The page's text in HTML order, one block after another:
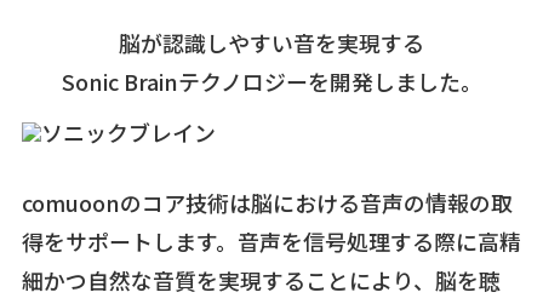
脳が認識しやすい音を実現する
Sonic Brainテクノロジーを開発しました。
comuoonのコア技術は脳における音声の情報の取
得をサポートします。音声を信号処理する際に高精
細かつ自然な音質を実現することにより、脳を聴